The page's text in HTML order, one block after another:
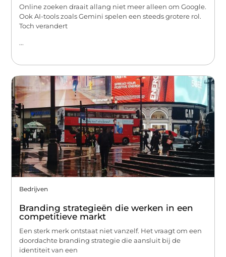
Online zoeken draait allang niet meer alleen om Google.
Ook AI-tools zoals Gemini spelen een steeds grotere rol.
Toch verandert
...
Bedrijven
Branding strategieën die werken in een
competitieve markt
Een sterk merk ontstaat niet vanzelf. Het vraagt om een
doordachte branding strategie die aansluit bij de
identiteit van een